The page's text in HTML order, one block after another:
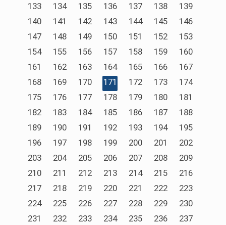
133
134 135 136 137 138
139
140
141 142 143 144 145
146
147
148 149 150 151 152
153
154
155 156 157 158 159
160
161
162 163 164 165 166
167
168
169 170 171 172 173
174
175
176 177 178 179 180
181
182
183 184 185 186 187
188
189
190 191 192 193 194
195
196
197 198 199 200 201
202
203
204 205 206 207 208
209
210
211 212 213 214 215
216
217
218 219 220 221 222
223
224
225 226 227 228 229
230
231
232 233 234 235 236
237